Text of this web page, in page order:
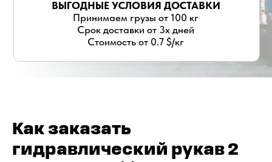
Как заказать
гидравлический рукав 2